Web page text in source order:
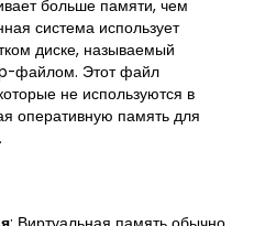
больше памяти, чем
система использует
диске, называемый
файлом. Этот файл
не используются в
оперативную память для